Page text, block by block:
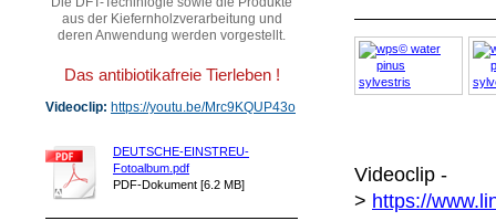
aus der Kiefernholzverarbeitung und
deren Anwendung werden vorgestellt.
Das antibiotikafreie Tierleben !
Videoclip: https://youtu.be/Mrc9KQUP43o
DEUTSCHE-EINSTREU-
Fotoalbum.pdf
PDF-Dokument [6.2 MB]
Videoclip -
> https://